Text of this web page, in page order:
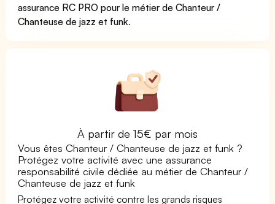
assurance RC PRO pour le métier de Chanteur /
Chanteuse de jazz et funk.
À partir de 15€ par mois
Vous êtes Chanteur / Chanteuse de jazz et funk ?
Protégez votre activité avec une assurance
responsabilité civile dédiée au métier de Chanteur /
Chanteuse de jazz et funk
Protégez votre activité contre les grands risques